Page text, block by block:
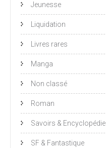
Jeunesse
Liquidation
Livres rares
Manga
Non classé
Roman
Savoirs & Encyclopédie
SF & Fantastique